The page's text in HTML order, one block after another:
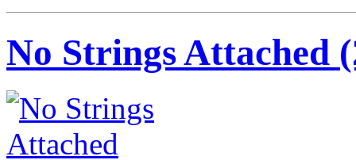
No Strings Attached